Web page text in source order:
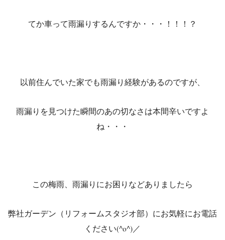
てか車って雨漏りするんですか・・・！！！？
以前住んでいた家でも雨漏り経験があるのですが、
雨漏りを見つけた瞬間のあの切なさは本間辛いですよ
ね・・・
この梅雨、雨漏りにお困りなどありましたら
弊社ガーデン（リフォームスタジオ部）にお気軽にお電話
ください(^o^)／